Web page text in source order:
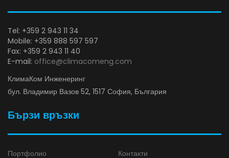
Tel: +359 2 943 11 34
Mobile: +359 888 597 597
Fax: +359 2 943 11 40
E-mail: office@climacomeng.com
КлимаКом Инженеринг
бул. Владимир Вазов 52, 1517 София, България
Бързи връзки
Портфолио Контакти